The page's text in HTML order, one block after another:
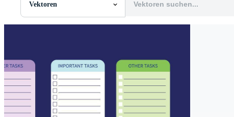
Vektoren
Alle Bilder
SVGs
Vorlagen
Vektoren
Videos
Motion Graphics
Redaktionelle Bilder